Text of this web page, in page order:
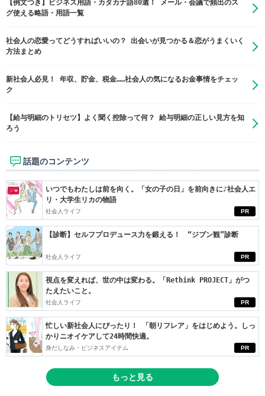
【例文つき】ビジネス用語・カタカナ語80選！ メール・会議で頻出のス
グ使える略語・用語一覧
社会人の恋愛ってどうすればいいの？ 出会いが見つかる＆恋がうまくいく
方法まとめ
新社会人必見！ 年収、貯金、税金……社会人の気になるお金事情をチェッ
ク
【給与明細のトリセツ】よく聞く控除って何？ 給与明細の正しい見方を知
ろう
話題のコンテンツ
PR
いつでもわたしは前を向く。「女の子の日」を前向きに♪社会人エ
リ・大学生リカの物語
社会人ライフ
PR
【診断】セルフプロデュース力を鍛える！ “ジブン観”診断
社会人ライフ
PR
視点を変えれば、世の中は変わる。「Rethink PROJECT」がつ
たえたいこと。
社会人ライフ
PR
忙しい新社会人にぴったり！ 「朝リフレア」をはじめよう。しっ
かりニオイケアして24時間快適。
身だしなみ・ビジネスアイテム
もっと見る